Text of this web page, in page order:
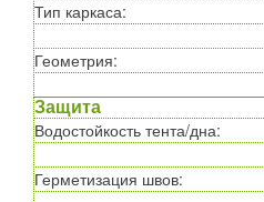
Тип каркаса:
Геометрия:
Защита
Водостойкость тента/дна:
Герметизация швов: